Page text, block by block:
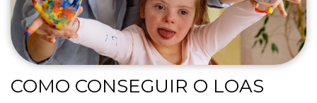
COMO CONSEGUIR O LOAS